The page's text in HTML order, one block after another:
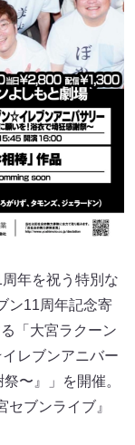
年を祝う特別な
ン11周年記念寄
「大宮ラクーン
レブンアニバー
〜』」を開催。
ブンライブ』